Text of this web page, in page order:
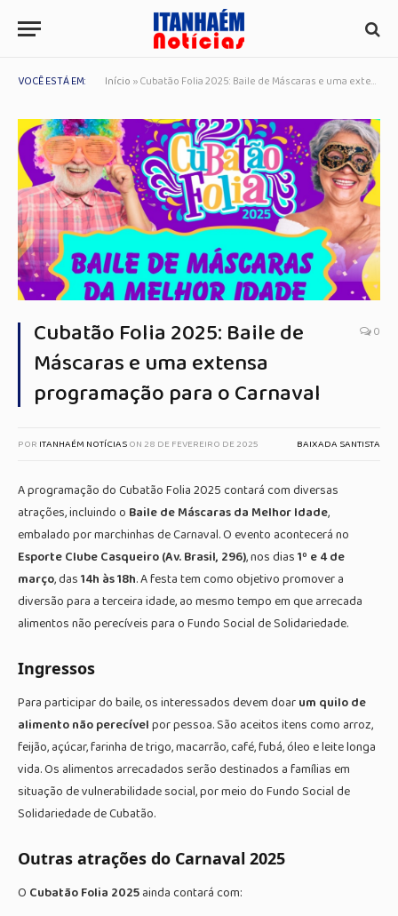
VOCÊ ESTÁ EM: Início »Cubatão Folia 2025: Baile de Máscaras e uma extensa programação para o Carnaval
Cubatão Folia 2025: Baile de
Máscaras e uma extensa
programação para o Carnaval
0
POR ITANHAÉM NOTÍCIASON28 DE FEVEREIRO DE 2025 BAIXADA SANTISTA
A programação do Cubatão Folia 2025 contará com diversas
atrações, incluindo o Baile de Máscaras da Melhor Idade,
embalado por marchinhas de Carnaval. O evento acontecerá no
Esporte Clube Casqueiro (Av. Brasil, 296), nos dias1º e 4 de
março, das14h às 18h. A festa tem como objetivo promover a
diversão para a terceira idade, ao mesmo tempo em que arrecada
alimentos não perecíveis para o Fundo Social de Solidariedade.
Ingressos
Para participar do baile, os interessados devem doarum quilo de
alimento não perecívelpor pessoa. São aceitos itens como arroz,
feijão, açúcar, farinha de trigo, macarrão, café, fubá, óleo e leite longa
vida. Os alimentos arrecadados serão destinados a famílias em
situação de vulnerabilidade social, por meio do Fundo Social de
Solidariedade de Cubatão.
Outras atrações do Carnaval 2025
O Cubatão Folia 2025ainda contará com: